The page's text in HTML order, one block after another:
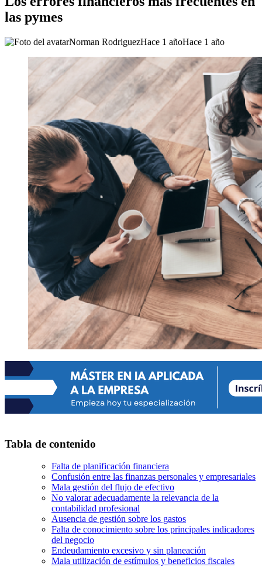
las pymes
Norman RodriguezHace 1 añoHace 1 año
Tabla de contenido
Falta de planificación financiera
Confusión entre las finanzas personales y empresariales
Mala gestión del flujo de efectivo
No valorar adecuadamente la relevancia de la
contabilidad profesional
Ausencia de gestión sobre los gastos
Falta de conocimiento sobre los principales indicadores
del negocio
Endeudamiento excesivo y sin planeación
Mala utilización de estímulos y beneficios fiscales